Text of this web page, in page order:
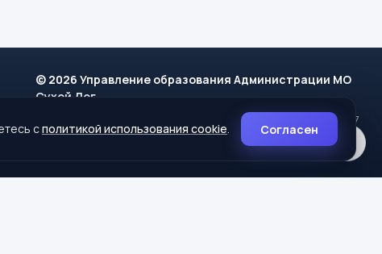
© 2026 Управление образования Администрации МО
Сухой Лог
624800, Свердловская область, г. Сухой Лог, ул. Кирова, дом 7
Политика cookie
сполитикой использования cookie. Согласен